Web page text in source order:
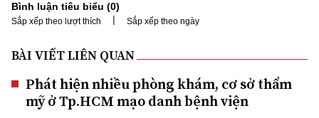
Bình luận tiêu biểu (0)
Sắp xếp theo lượt thích | Sắp xếp theo ngày
BÀI VIẾT LIÊN QUAN
Phát hiện nhiều phòng khám, cơ sở thẩm
mỹ ở Tp.HCM mạo danh bệnh viện